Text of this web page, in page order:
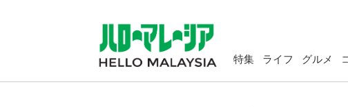
特集 ライフ グルメ